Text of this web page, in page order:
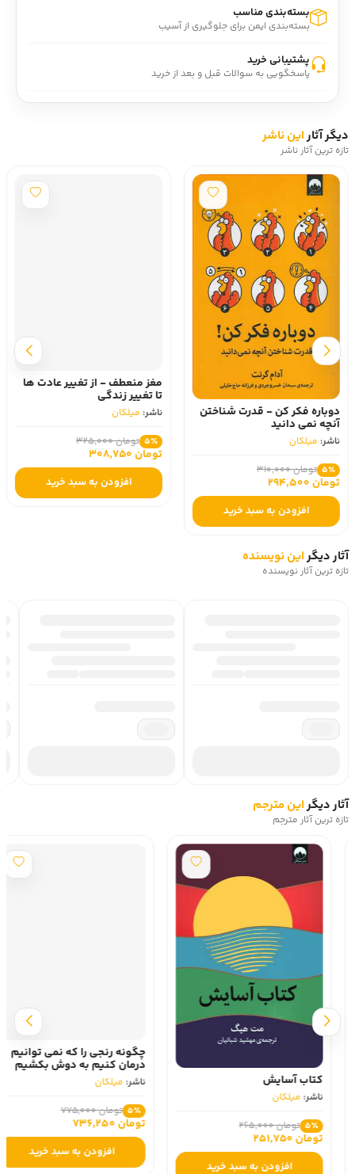
بسته‌بندی مناسب
بسته‌بندی ایمن برای جلوگیری از آسیب
پشتیبانی خرید
پاسخگویی به سوالات قبل و بعد از خرید
دیگر آثاراین ناشر
تازه ترین آثار ناشر
دوباره فکر کن - قدرت شناختن
آنچه نمی دانید
ناشر: میلکان
5٪ تومان 310,000
تومان 294,500
افزودن به سبد خرید
مغز منعطف - از تغییر عادت ها
تا تغییر زندگی
ناشر: میلکان
5٪ تومان 325,000
تومان 308,750
افزودن به سبد خرید
آثار دیگراین نویسنده
تازه ترین آثار نویسنده
آثار دیگراین مترجم
تازه ترین آثار مترجم
کتاب آسایش
ناشر:میلکان
5٪ تومان 265,000
تومان 251,750
افزودن به سبد خرید
چگونه رنجی را که نمی توانیم
درمان کنیم به دوش بکشیم
ناشر:میلکان
5٪ تومان 775,000
تومان 736,250
افزودن به سبد خرید